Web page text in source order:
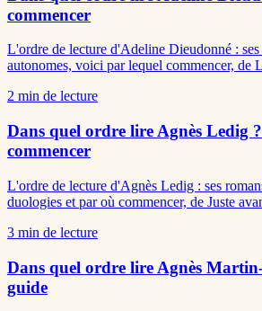
commencer
L'ordre de lecture d'Adeline Dieudonné : ses
autonomes, voici par lequel commencer, de
2 min de lecture
Dans quel ordre lire Agnès Ledig
commencer
L'ordre de lecture d'Agnès Ledig : ses
duologies et par où commencer, de Juste
3 min de lecture
Dans quel ordre lire Agnès
guide